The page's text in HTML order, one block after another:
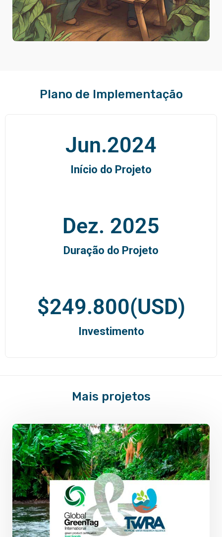
Plano de Implementação
Início do Projeto
Jun.2024
Duração do Projeto
Dez. 2025
Investimento
$249.800(USD)
Mais projetos